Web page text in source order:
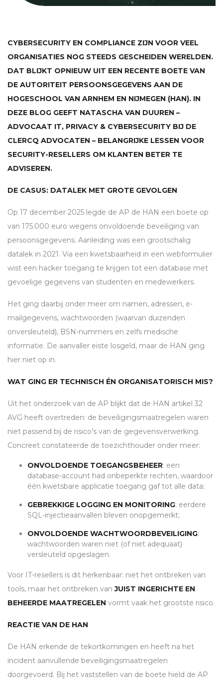
CYBERSECURITY EN COMPLIANCE ZIJN VOOR VEEL
ORGANISATIES NOG STEEDS GESCHEIDEN WERELDEN.
DAT BLIJKT OPNIEUW UIT EEN RECENTE BOETE VAN
DE AUTORITEIT PERSOONSGEGEVENS AAN DE
HOGESCHOOL VAN ARNHEM EN NIJMEGEN (HAN). IN
DEZE BLOG GEEFT NATASCHA VAN DUUREN –
ADVOCAAT IT, PRIVACY & CYBERSECURITY BIJ DE
CLERCQ ADVOCATEN – BELANGRIJKE LESSEN VOOR
SECURITY-RESELLERS OM KLANTEN BETER TE
ADVISEREN.
DE CASUS: DATALEK MET GROTE GEVOLGEN
Op 17 december 2025 legde de AP de HAN een boete op
van 175.000 euro wegens onvoldoende beveiliging van
persoonsgegevens. Aanleiding was een grootschalig
datalek in 2021. Via een kwetsbaarheid in een webformulier
wist een hacker toegang te krijgen tot een database met
gevoelige gegevens van studenten en medewerkers.
Het ging daarbij onder meer om namen, adressen, e-
mailgegevens, wachtwoorden (waarvan duizenden
onversleuteld), BSN-nummers en zelfs medische
informatie. De aanvaller eiste losgeld, maar de HAN ging
hier niet op in.
WAT GING ER TECHNISCH ÉN ORGANISATORISCH MIS?
Uit het onderzoek van de AP blijkt dat de HAN artikel 32
AVG heeft overtreden: de beveiligingsmaatregelen waren
niet passend bij de risico’s van de gegevensverwerking.
Concreet constateerde de toezichthouder onder meer:
ONVOLDOENDE TOEGANGSBEHEER: een
database-account had onbeperkte rechten, waardoor
één kwetsbare applicatie toegang gaf tot alle data;
GEBREKKIGE LOGGING EN MONITORING: eerdere
SQL-injectieaanvallen bleven onopgemerkt;
ONVOLDOENDE WACHTWOORDBEVEILIGING:
wachtwoorden waren niet (of niet adequaat)
versleuteld opgeslagen.
Voor IT-resellers is dit herkenbaar: niet het ontbreken van
tools, maar het ontbreken vanJUIST INGERICHTE EN
BEHEERDE MAATREGELEN vormt vaak het grootste risico.
REACTIE VAN DE HAN
De HAN erkende de tekortkomingen en heeft na het
incident aanvullende beveiligingsmaatregelen
doorgevoerd. Bij het vaststellen van de boete hield de AP